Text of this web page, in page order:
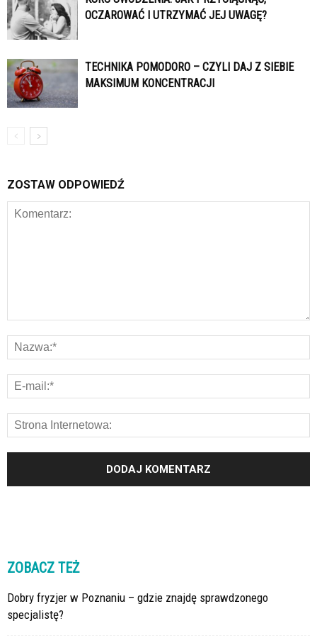
OCZAROWAĆ I UTRZYMAĆ JEJ UWAGĘ?
TECHNIKA POMODORO – CZYLI DAJ Z SIEBIE
MAKSIMUM KONCENTRACJI
ZOSTAW ODPOWIEDŹ
ZOBACZ TEŻ
Dobry fryzjer w Poznaniu – gdzie znajdę sprawdzonego
specjalistę?